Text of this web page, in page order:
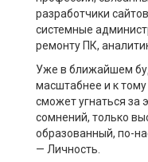
разработчики
системные
ремонту ПК,
Уже в ближайшем
масштабнее и к
сможет угнаться за
сомнений, только
образованный, по-
— Личность.